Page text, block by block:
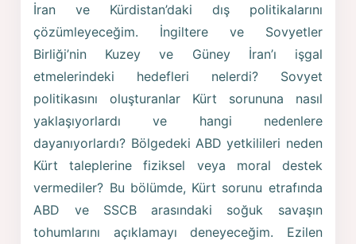
İran ve Kürdistan’daki dış politikalarını
çözümleyeceğim. İngiltere ve Sovyetler
Birliği’nin Kuzey ve Güney İran’ı işgal
etmelerindeki hedefleri nelerdi? Sovyet
politikasını oluşturanlar Kürt sorununa nasıl
yaklaşıyorlardı ve hangi nedenlere
dayanıyorlardı? Bölgedeki ABD yetkilileri neden
Kürt taleplerine fiziksel veya moral destek
vermediler? Bu bölümde, Kürt sorunu etrafında
ABD ve SSCB arasındaki soğuk savaşın
tohumlarını açıklamayı deneyeceğim. Ezilen